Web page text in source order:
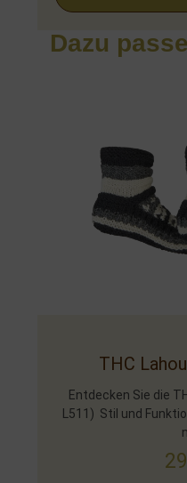
Dazu
THC
Entdecken Sie die
L511) Stil und